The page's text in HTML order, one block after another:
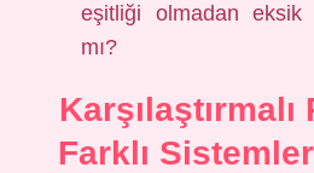
eşitliği olmadan eksik
mı?
Farklı